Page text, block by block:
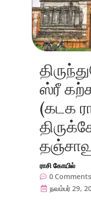
ஸ்ரீ
(கடக
ராசி கோயில்
0 Comments
நவம்பர் 29,